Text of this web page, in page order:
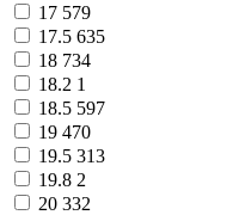
17 579
17.5 635
18 734
18.2 1
18.5 597
19 470
19.5 313
19.8 2
20 332